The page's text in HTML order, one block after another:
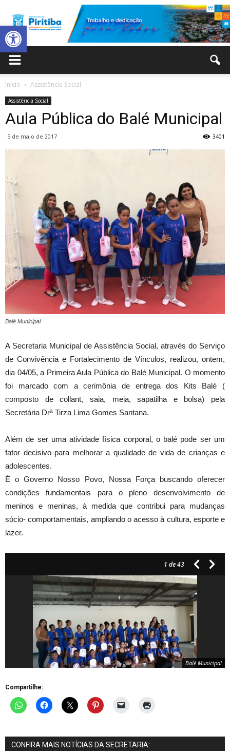
Abrir a barra de ferramentas
Municipal
Piritiba
Início Assistência Social
Assistência Social
Aula Pública do Balé Municipal
5 de maio de 2017 3401
Balé Municipal
A Secretaria Municipal de Assistência Social, através do Serviço
de Convivência e Fortalecimento de Vínculos, realizou, ontem,
dia 04/05, a Primeira Aula Pública do Balé Municipal. O momento
foi marcado com a cerimônia de entrega dos Kits Balé (
composto de collant, saia, meia, sapatilha e bolsa) pela
Secretária Drª Tirza Lima Gomes Santana.
Além de ser uma atividade física corporal, o balé pode ser um
fator decisivo para melhorar a qualidade de vida de crianças e
adolescentes.
É o Governo Nosso Povo, Nossa Força buscando oferecer
condições fundamentais para o pleno desenvolvimento de
meninos e meninas, à medida que contribui para mudanças
sócio- comportamentais, ampliando o acesso à cultura, esporte e
lazer.
1 de 43
Balé Municipal
Compartilhe:
CONFIRA MAIS NOTÍCIAS DA SECRETARIA: